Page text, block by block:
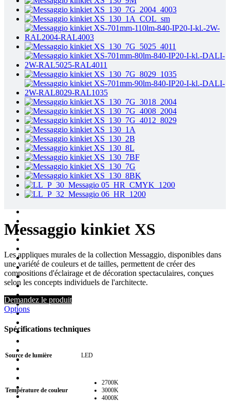
Messaggio kinkiet XS
Les appliques murales de la collection Messaggio, disponibles dans
une variété de couleurs et de tailles, permettent de créer des
compositions d'éclairage et de décoration spectaculaires, conçues
selon les concepts individuels de l'architecte.
Demandez le produit
Options
Spécifications techniques
Source de lumière LED
Température de couleur
2700K
3000K
4000K